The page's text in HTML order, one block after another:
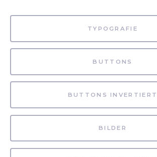
TYPOGRAFIE
BUTTONS
BUTTONS INVERTIERT
BILDER